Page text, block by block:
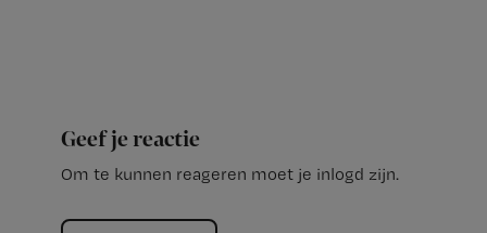
Geef je reactie
Om te kunnen reageren moet je inlogd zijn.